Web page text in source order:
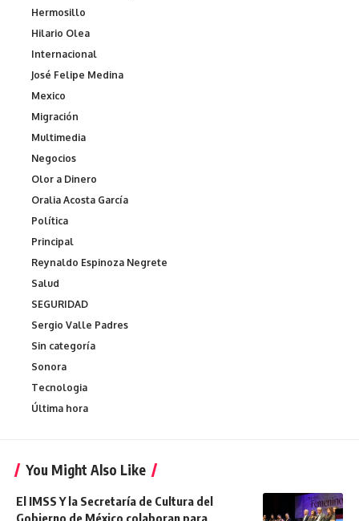
Hermosillo
Hilario Olea
Internacional
José Felipe Medina
Mexico
Migración
Multimedia
Negocios
Olor a Dinero
Oralia Acosta García
Política
Principal
Reynaldo Espinoza Negrete
Salud
SEGURIDAD
Sergio Valle Padres
Sin categoría
Sonora
Tecnologia
Última hora
You Might Also Like
El IMSS Y la Secretaría de Cultura del
Gobierno de México colaboran para